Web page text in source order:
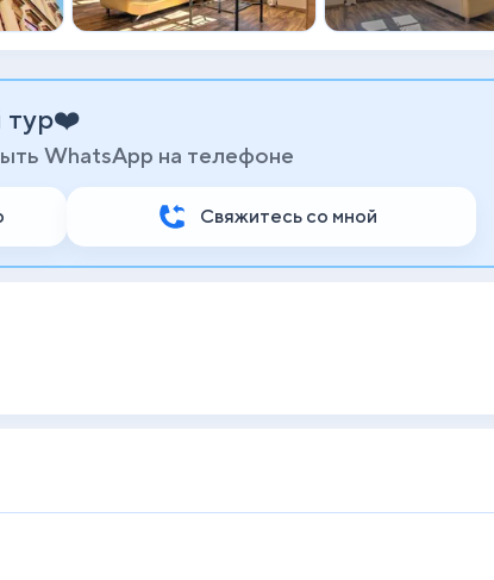
тур❤️
WhatsApp на телефоне
Свяжитесь со мной